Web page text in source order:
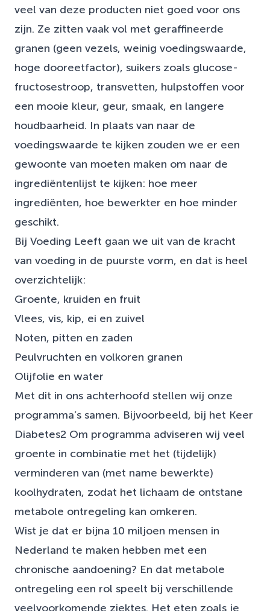
veel van deze producten niet goed voor ons
zijn. Ze zitten vaak vol met geraffineerde
granen (geen vezels, weinig voedingswaarde,
hoge dooreetfactor), suikers zoals glucose-
fructosestroop, transvetten, hulpstoffen voor
een mooie kleur, geur, smaak, en langere
houdbaarheid. In plaats van naar de
voedingswaarde te kijken zouden we er een
gewoonte van moeten maken om naar de
ingrediëntenlijst te kijken: hoe meer
ingrediënten, hoe bewerkter en hoe minder
geschikt.
Bij Voeding Leeft gaan we uit van de kracht
van voeding in de puurste vorm, en dat is heel
overzichtelijk:
Groente, kruiden en fruit
Vlees, vis, kip, ei en zuivel
Noten, pitten en zaden
Peulvruchten en volkoren granen
Olijfolie en water
Met dit in ons achterhoofd stellen wij onze
programma’s samen. Bijvoorbeeld, bij het Keer
Diabetes2 Om programma adviseren wij veel
groente in combinatie met het (tijdelijk)
verminderen van (met name bewerkte)
koolhydraten, zodat het lichaam de ontstane
metabole ontregeling kan omkeren.
Wist je dat er bijna 10 miljoen mensen in
Nederland te maken hebben met een
chronische aandoening? En dat metabole
ontregeling een rol speelt bij verschillende
veelvoorkomende ziektes. Het eten zoals je